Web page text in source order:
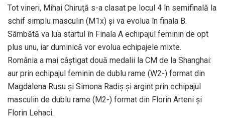
Tot vineri, Mihai Chiruţă s-a clasat pe locul 4 în semifinală la
schif simplu masculin (M1x) şi va evolua în finala B.
Sâmbătă va lua startul în Finala A echipajul feminin de opt
plus unu, iar duminică vor evolua echipajele mixte.
România a mai câştigat două medalii la CM de la Shanghai:
aur prin echipajul feminin de dublu rame (W2-) format din
Magdalena Rusu şi Simona Radiş şi argint prin echipajul
masculin de dublu rame (M2-) format din Florin Arteni şi
Florin Lehaci.